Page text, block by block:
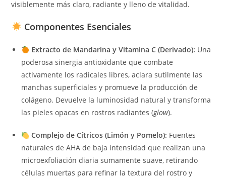
visiblemente más claro, radiante y lleno de vitalidad.
Componentes Esenciales
Extracto de Mandarina y Vitamina C (Derivado): Una
poderosa sinergia antioxidante que combate
activamente los radicales libres, aclara sutilmente las
manchas superficiales y promueve la producción de
colágeno. Devuelve la luminosidad natural y transforma
las pieles opacas en rostros radiantes (glow).
Complejo de Cítricos (Limón y Pomelo): Fuentes
naturales de AHA de baja intensidad que realizan una
microexfoliación diaria sumamente suave, retirando
células muertas para refinar la textura del rostro y